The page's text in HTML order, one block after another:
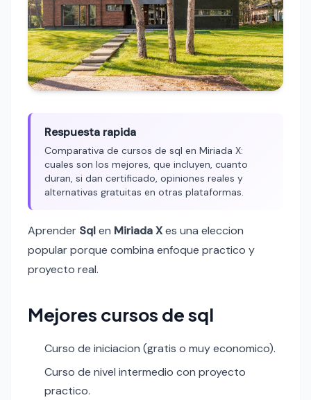
Respuesta rapida
Comparativa de cursos de sql en Miriada X:
cuales son los mejores, que incluyen, cuanto
duran, si dan certificado, opiniones reales y
alternativas gratuitas en otras plataformas.
Aprender Sqlen Miriada Xes una eleccion
popular porque combina enfoque practico y
proyecto real.
Mejores cursos de sql
Curso de iniciacion (gratis o muy economico).
Curso de nivel intermedio con proyecto
practico.